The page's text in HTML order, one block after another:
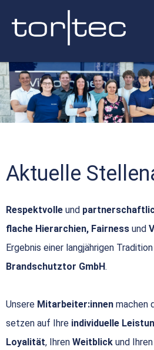
Aktuelle
Respektvolle und
flache Hierarchien, Fairness und
Ergebnis einer langjährigen
Brandschutztor GmbH.
Unsere Mitarbeiter:innen machen
setzen auf Ihre individuelle
Loyalität, Ihren Weitblick und Ihren